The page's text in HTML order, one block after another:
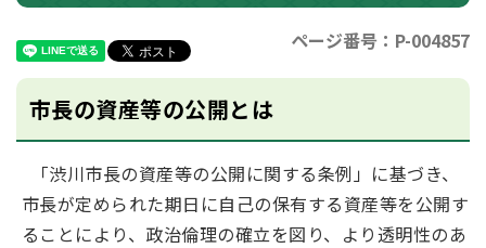
ページ番号：P-004857
市長の資産等の公開とは
「渋川市長の資産等の公開に関する条例」に基づき、
市長が定められた期日に自己の保有する資産等を公開す
ることにより、政治倫理の確立を図り、より透明性のあ